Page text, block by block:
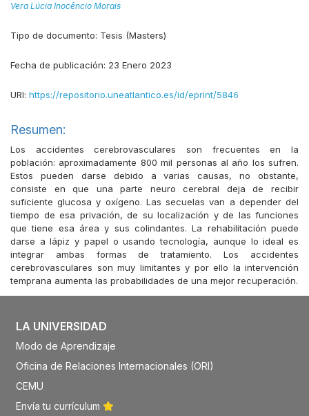
Vera Lúcia Inocêncio Morais
Tipo de documento: Tesis (Masters)
Fecha de publicación: 23 Enero 2023
URI: https://repositorio.uneatlantico.es/id/eprint/5846
Resumen:
Los accidentes cerebrovasculares son frecuentes en la
población: aproximadamente 800 mil personas al año los sufren.
Estos pueden darse debido a varias causas, no obstante,
consiste en que una parte neuro cerebral deja de recibir
suficiente glucosa y oxígeno. Las secuelas van a depender del
tiempo de esa privación, de su localización y de las funciones
que tiene esa área y sus colindantes. La rehabilitación puede
darse a lápiz y papel o usando tecnología, aunque lo ideal es
integrar ambas formas de tratamiento. Los accidentes
cerebrovasculares son muy limitantes y por ello la intervención
temprana aumenta las probabilidades de una mejor recuperación.
LA UNIVERSIDAD
Modo de Aprendizaje
Oficina de Relaciones Internacionales (ORI)
CEMU
Envía tu currículum